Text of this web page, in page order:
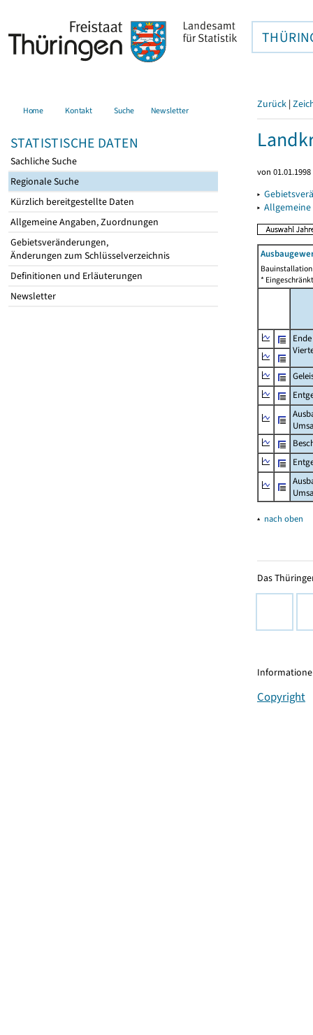
Home Kontakt Suche Newsletter
STATISTISCHE DATEN
Sachliche Suche
Regionale Suche
Kürzlich bereitgestellte Daten
Allgemeine Angaben, Zuordnungen
Gebietsveränderungen,
Änderungen zum Schlüsselverzeichnis
Definitionen und Erläuterungen
Newsletter
Zurück |
von
▸
▸
*
▴ nach oben
Das
Copyright